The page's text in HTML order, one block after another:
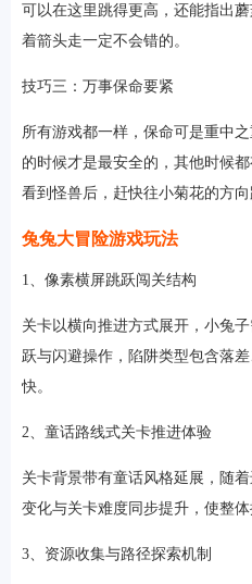
可以在这里跳得更高，还能指出
着箭头走一定不会错的。
技巧三：万事保命要紧
所有游戏都一样，保命可是重中
的时候才是最安全的，其他时候
看到怪兽后，赶快往小菊花的方向
兔兔大冒险游戏玩法
1、像素横屏跳跃闯关结构
关卡以横向推进方式展开，小兔
跃与闪避操作，陷阱类型包含落
快。
2、童话路线式关卡推进体验
关卡背景带有童话风格延展，随
变化与关卡难度同步提升，使整体
3、资源收集与路径探索机制